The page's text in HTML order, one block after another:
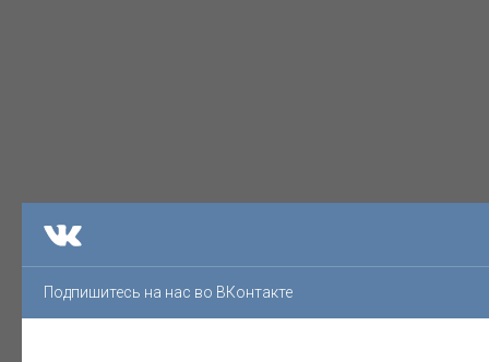
Подпишитесь на нас во ВКонтакте